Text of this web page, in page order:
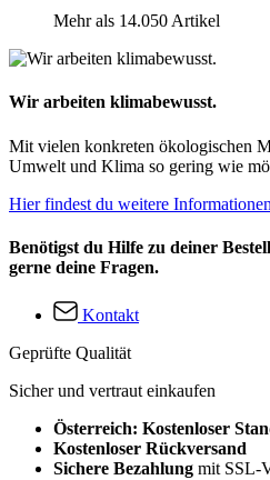
Mehr als 14.050 Artikel
Wir arbeiten klimabewusst.
Mit vielen konkreten ökologischen
Umwelt und Klima so gering wie
Hier findest du weitere
Benötigst du Hilfe zu deiner
gerne deine Fragen.
Kontakt
Geprüfte Qualität
Sicher und vertraut einkaufen
Österreich: Kostenloser
Kostenloser Rückversand
Sichere Bezahlung mit SSL-